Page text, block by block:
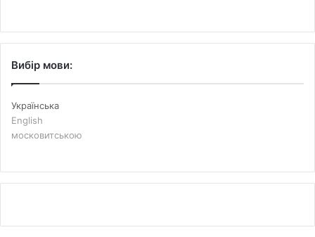
Вибір мови:
Українська
English
московитською